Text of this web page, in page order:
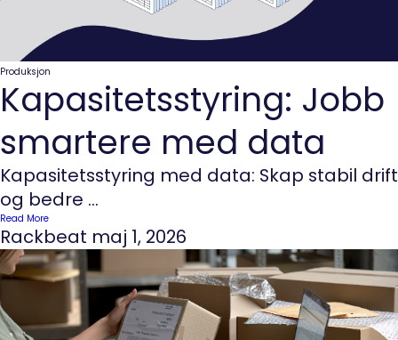
Produksjon
Kapasitetsstyring: Jobb
smartere med data
Kapasitetsstyring med data: Skap stabil drift
og bedre ...
Read More
Rackbeat maj 1, 2026